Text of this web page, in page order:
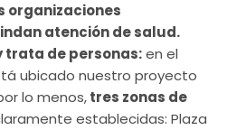
organizaciones
atención de salud.
trata de personas:en el
ubicado nuestro proyecto
lo menos,tres zonas de
establecidas: Plaza